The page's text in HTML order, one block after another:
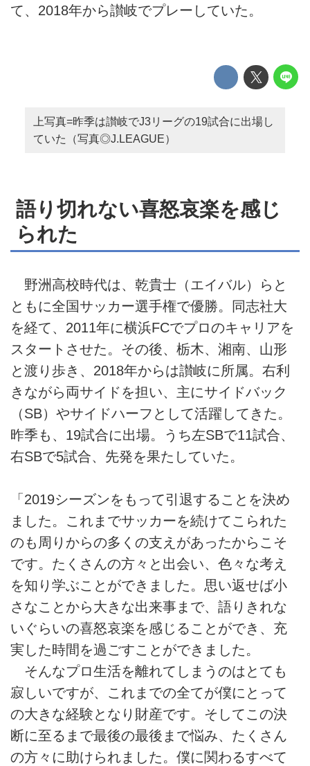
て、2018年から讃岐でプレーしていた。
上写真=昨季は讃岐でJ3リーグの19試合に出場し
ていた（写真◎J.LEAGUE）
語り切れない喜怒哀楽を感じ
られた
野洲高校時代は、乾貴士（エイバル）らと
ともに全国サッカー選手権で優勝。同志社大
を経て、2011年に横浜FCでプロのキャリアを
スタートさせた。その後、栃木、湘南、山形
と渡り歩き、2018年からは讃岐に所属。右利
きながら両サイドを担い、主にサイドバック
（SB）やサイドハーフとして活躍してきた。
昨季も、19試合に出場。うち左SBで11試合、
右SBで5試合、先発を果たしていた。
「2019シーズンをもって引退することを決め
ました。これまでサッカーを続けてこられた
のも周りからの多くの支えがあったからこそ
です。たくさんの方々と出会い、色々な考え
を知り学ぶことができました。思い返せば小
さなことから大きな出来事まで、語りきれな
いぐらいの喜怒哀楽を感じることができ、充
実した時間を過ごすことができました。
そんなプロ生活を離れてしまうのはとても
寂しいですが、これまでの全てが僕にとって
の大きな経験となり財産です。そしてこの決
断に至るまで最後の最後まで悩み、たくさん
の方々に助けられました。僕に関わるすべて